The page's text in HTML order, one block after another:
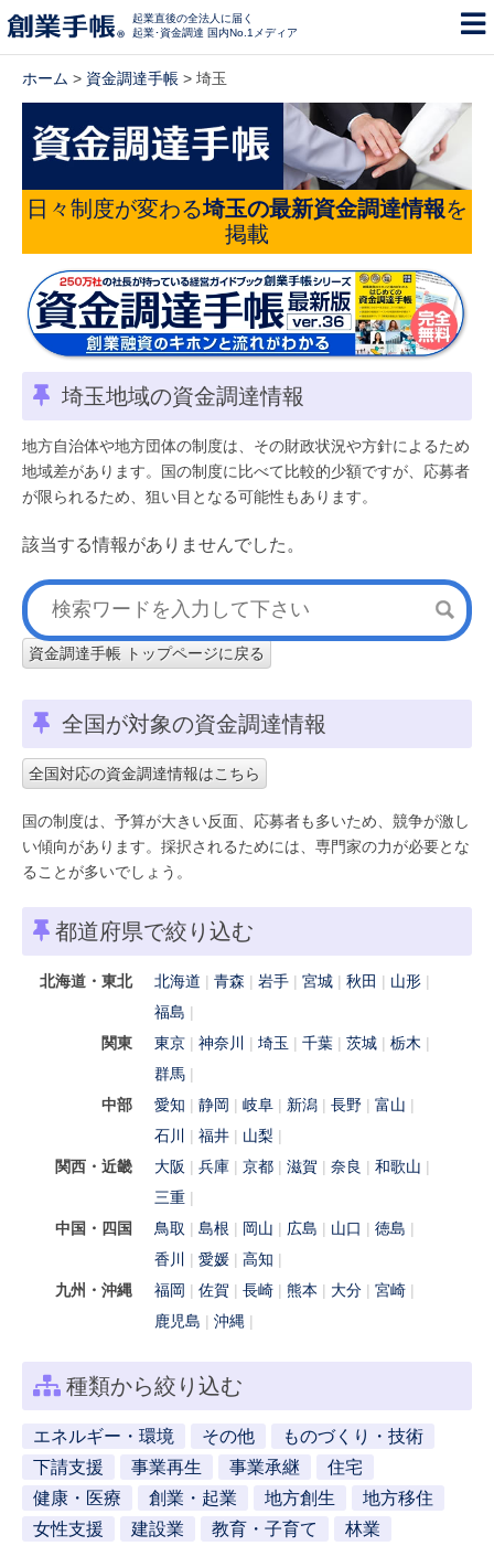
起業直後の全法人に届く
起業･資金調達 国内No.1メディア
ホーム > 資金調達手帳 > 埼玉
日々制度が変わる埼玉の最新資金調達情報を
掲載
埼玉地域の資金調達情報
地方自治体や地方団体の制度は、その財政状況や方針によるため
地域差があります。国の制度に比べて比較的少額ですが、応募者
が限られるため、狙い目となる可能性もあります。
該当する情報がありませんでした。
資金調達手帳 トップページに戻る
全国が対象の資金調達情報
全国対応の資金調達情報はこちら
国の制度は、予算が大きい反面、応募者も多いため、競争が激し
い傾向があります。採択されるためには、専門家の力が必要とな
ることが多いでしょう。
都道府県で絞り込む
北海道・東北 北海道 青森 岩手 宮城 秋田
山形
福島
関東
東京 神奈川 埼玉 千葉 茨城
栃木
群馬
中部
愛知 静岡 岐阜 新潟 長野
富山
石川
福井
山梨
関西・近畿
大阪 兵庫 京都 滋賀 奈良
和歌山
三重
中国・四国
鳥取 島根 岡山 広島 山口
徳島
香川
愛媛
高知
九州・沖縄
福岡 佐賀 長崎 熊本 大分
宮崎
鹿児島
沖縄
種類から絞り込む
エネルギー・環境 その他
ものづくり・技術
下請支援
事業再生 事業承継
住宅
健康・医療
創業・起業 地方創生
地方移住
女性支援
建設業 教育・子育て
林業